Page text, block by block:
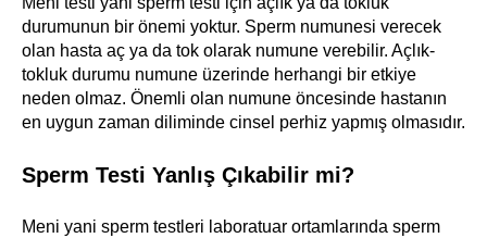
durumunun bir önemi yoktur. Sperm numunesi verecek
olan hasta aç ya da tok olarak numune verebilir. Açlık-
tokluk durumu numune üzerinde herhangi bir etkiye
neden olmaz. Önemli olan numune öncesinde hastanın
en uygun zaman diliminde cinsel perhiz yapmış olmasıdır.
Sperm Testi Yanlış Çıkabilir mi?
Meni yani sperm testleri laboratuar ortamlarında sperm